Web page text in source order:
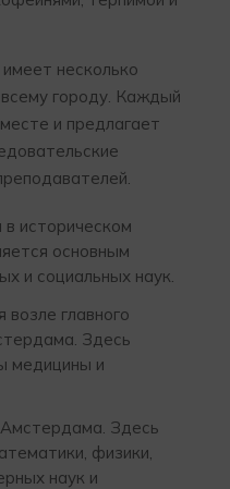
несколько
городу. Каждый
и предлагает
историческом
основным
и социальных наук.
возле главного
Здесь
медицины и
Амстердама. Здесь
физики,
наук и